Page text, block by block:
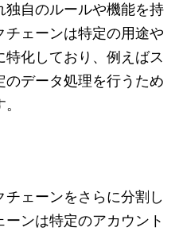
独自のルールや機能を持
ェーンは特定の用途や
特化しており、例えばス
データ処理を行うため
ェーンをさらに分割し
ンは特定のアカウント